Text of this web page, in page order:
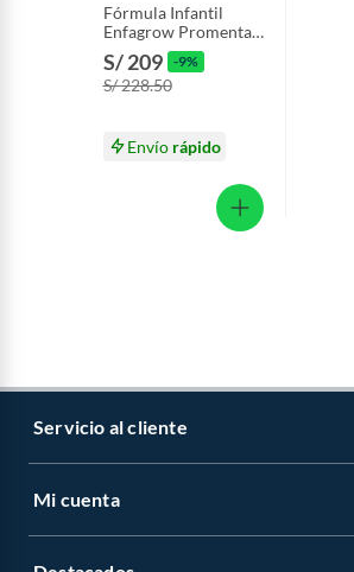
Fórmula Infantil
Enfagrow Promental
Vainilla Caja 2.2 Kg
S/ 209 -9%
S/ 228.50
Envío rápido
Servicio al cliente
Libro de reclamaciones
Mi cuenta